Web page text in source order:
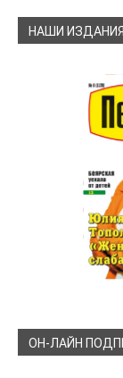
НАШИ ИЗДАНИЯ
ОН-ЛАЙН